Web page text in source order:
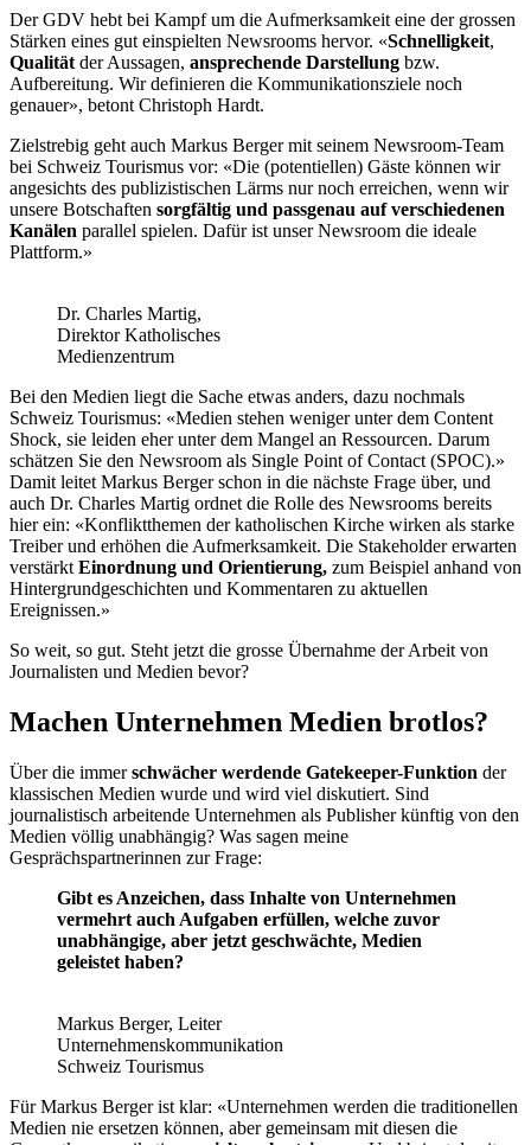
Der GDV hebt bei Kampf um die Aufmerksamkeit eine der grossen
Stärken eines gut einspielten Newsrooms hervor. «Schnelligkeit,
Qualität der Aussagen, ansprechende Darstellung bzw.
Aufbereitung. Wir definieren die Kommunikationsziele noch
genauer», betont Christoph Hardt.
Zielstrebig geht auch Markus Berger mit seinem Newsroom-Team
bei Schweiz Tourismus vor: «Die (potentiellen) Gäste können wir
angesichts des publizistischen Lärms nur noch erreichen, wenn wir
unsere Botschaften sorgfältig und passgenau auf verschiedenen
Kanälen parallel spielen. Dafür ist unser Newsroom die ideale
Plattform.»
Dr. Charles Martig,
Direktor Katholisches
Medienzentrum
Bei den Medien liegt die Sache etwas anders, dazu nochmals
Schweiz Tourismus: «Medien stehen weniger unter dem Content
Shock, sie leiden eher unter dem Mangel an Ressourcen. Darum
schätzen Sie den Newsroom als Single Point of Contact (SPOC).»
Damit leitet Markus Berger schon in die nächste Frage über, und
auch Dr. Charles Martig ordnet die Rolle des Newsrooms bereits
hier ein: «Konfliktthemen der katholischen Kirche wirken als starke
Treiber und erhöhen die Aufmerksamkeit. Die Stakeholder erwarten
verstärkt Einordnung und Orientierung, zum Beispiel anhand von
Hintergrundgeschichten und Kommentaren zu aktuellen
Ereignissen.»
So weit, so gut. Steht jetzt die grosse Übernahme der Arbeit von
Journalisten und Medien bevor?
Machen Unternehmen Medien brotlos?
Über die immerschwächer werdende Gatekeeper-Funktion der
klassischen Medien wurde und wird viel diskutiert. Sind
journalistisch arbeitende Unternehmen als Publisher künftig von den
Medien völlig unabhängig? Was sagen meine
Gesprächspartnerinnen zur Frage:
Gibt es Anzeichen, dass Inhalte von Unternehmen
vermehrt auch Aufgaben erfüllen, welche zuvor
unabhängige, aber jetzt geschwächte, Medien
geleistet haben?
Markus Berger, Leiter
Unternehmenskommunikation
Schweiz Tourismus
Für Markus Berger ist klar: «Unternehmen werden die traditionellen
Medien nie ersetzen können, aber gemeinsam mit diesen die